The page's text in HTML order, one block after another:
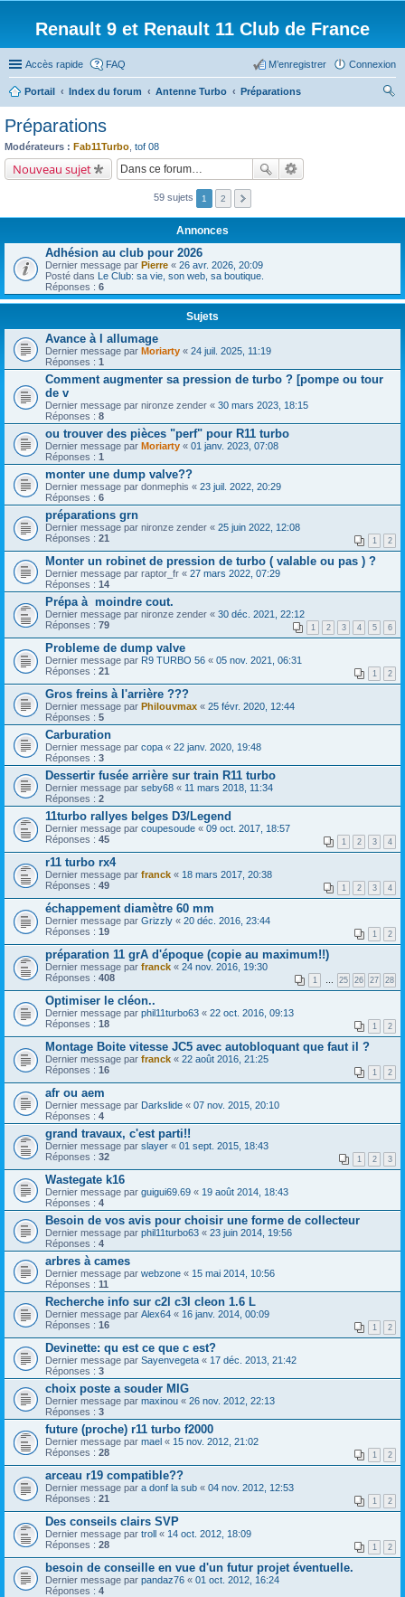
Renault 9 et Renault 11 Club de France
Accès rapide FAQ Connexion
M’enregistrer
Portail Index du forum Antenne Turbo
Préparations
Préparations
Modérateurs : Fab11Turbo tof 08
Nouveau sujet
59 sujets 1 2
Annonces
Adhésion au club pour 2026
Dernier message par Pierre « 26 avr. 2026, 20:09
Posté dans Le Club: sa vie, son web, sa boutique.
Réponses : 6
Sujets
Avance à l allumage
Dernier message par Moriarty « 24 juil. 2025, 11:19
Réponses : 1
Comment augmenter sa pression de turbo ? [pompe ou tour
de v
Dernier message par nironze zender « 30 mars 2023, 18:15
Réponses : 8
ou trouver des pièces "perf" pour R11 turbo
Dernier message par Moriarty « 01 janv. 2023, 07:08
Réponses : 1
monter une dump valve??
Dernier message par donmephis « 23 juil. 2022, 20:29
Réponses : 6
préparations grn
Dernier message par nironze zender « 25 juin 2022, 12:08
Réponses : 21 1 2
Monter un robinet de pression de turbo ( valable ou pas ) ?
Dernier message par raptor_fr « 27 mars 2022, 07:29
Réponses : 14
Prépa à moindre cout.
Dernier message par nironze zender « 30 déc. 2021, 22:12
Réponses : 79 1 2 3 4 5 6
Probleme de dump valve
Dernier message par R9 TURBO 56 « 05 nov. 2021, 06:31
Réponses : 21 1 2
Gros freins à l'arrière ???
Dernier message par Philouvmax « 25 févr. 2020, 12:44
Réponses : 5
Carburation
Dernier message par copa « 22 janv. 2020, 19:48
Réponses : 3
Dessertir fusée arrière sur train R11 turbo
Dernier message par seby68 « 11 mars 2018, 11:34
Réponses : 2
11turbo rallyes belges D3/Legend
Dernier message par coupesoude « 09 oct. 2017, 18:57
Réponses : 45 1 2 3 4
r11 turbo rx4
Dernier message par franck « 18 mars 2017, 20:38
Réponses : 49 1 2 3 4
échappement diamètre 60 mm
Dernier message par Grizzly « 20 déc. 2016, 23:44
Réponses : 19 1 2
préparation 11 grA d'époque (copie au maximum!!)
Dernier message par franck « 24 nov. 2016, 19:30
Réponses : 408 1 25 26 27 28
Optimiser le cléon..
Dernier message par phil11turbo63 « 22 oct. 2016, 09:13
Réponses : 18 1 2
Montage Boite vitesse JC5 avec autobloquant que faut il ?
Dernier message par franck « 22 août 2016, 21:25
Réponses : 16 1 2
afr ou aem
Dernier message par Darkslide « 07 nov. 2015, 20:10
Réponses : 4
grand travaux, c'est parti!!
Dernier message par slayer « 01 sept. 2015, 18:43
Réponses : 32 1 2 3
Wastegate k16
Dernier message par guigui69.69 « 19 août 2014, 18:43
Réponses : 4
Besoin de vos avis pour choisir une forme de collecteur
Dernier message par phil11turbo63 « 23 juin 2014, 19:56
Réponses : 4
arbres à cames
Dernier message par webzone « 15 mai 2014, 10:56
Réponses : 11
Recherche info sur c2l c3l cleon 1.6 L
Dernier message par Alex64 « 16 janv. 2014, 00:09
Réponses : 16 1 2
Devinette: qu est ce que c est?
Dernier message par Sayenvegeta « 17 déc. 2013, 21:42
Réponses : 3
choix poste a souder MIG
Dernier message par maxinou « 26 nov. 2012, 22:13
Réponses : 3
future (proche) r11 turbo f2000
Dernier message par mael « 15 nov. 2012, 21:02
Réponses : 28 1 2
arceau r19 compatible??
Dernier message par a donf la sub « 04 nov. 2012, 12:53
Réponses : 21 1 2
Des conseils clairs SVP
Dernier message par troll « 14 oct. 2012, 18:09
Réponses : 28 1 2
besoin de conseille en vue d'un futur projet éventuelle.
Dernier message par pandaz76 « 01 oct. 2012, 16:24
Réponses : 4